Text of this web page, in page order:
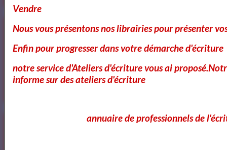
les video du jour 3
Bibliothéque audio Poésie
Notre Bibliothéque Théâtrale
Vendre
Nous vous présentons nos librairies pour présenter
Enfin pour progresser dans votre démarche d'écriture
notre service d'Ateliers d'écriture vous ai
informe sur des ateliers d'écriture
annuaire de professionnels de